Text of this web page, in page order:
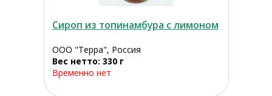
Сироп из топинамбура с лимоном
ООО "Терра", Россия
Вес нетто: 330 г
Временно нет